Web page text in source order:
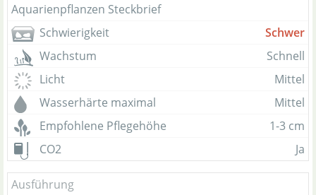
Aquarienpflanzen Steckbrief
Schwierigkeit
Schwer
Wachstum
Schnell
Licht
Mittel
Wasserhärte maximal
Mittel
Empfohlene Pflegehöhe
1-3 cm
CO2
Ja
Ausführung